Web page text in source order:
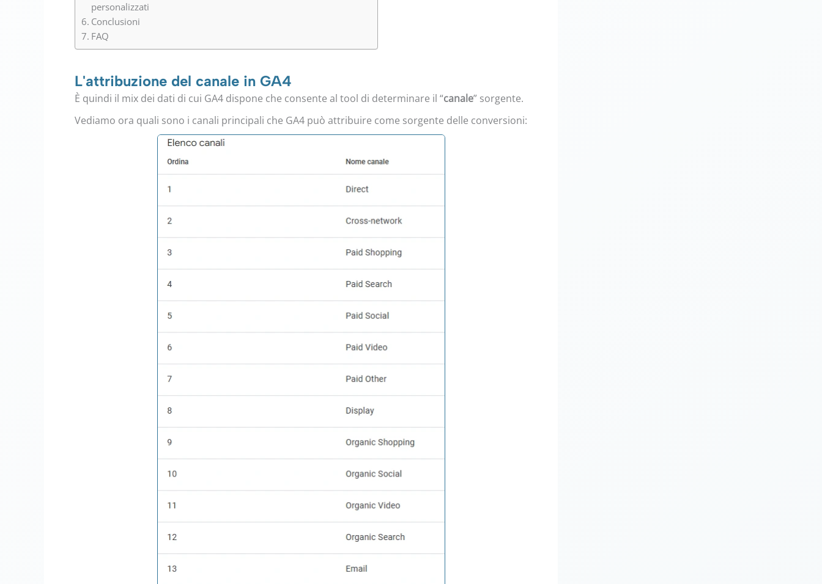
personalizzati
Conclusioni
FAQ
L'attribuzione del canale in GA4
È quindi il mix dei dati di cui GA4 dispone che consente al tool di determinare il “canale” sorgente.
Vediamo ora quali sono i canali principali che GA4 può attribuire come sorgente delle conversioni: